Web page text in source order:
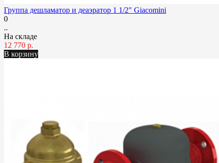
Группа дешламатор и деаэратор 1 1/2" Giacomini
0
..
На складе
12 770 р.
В корзину